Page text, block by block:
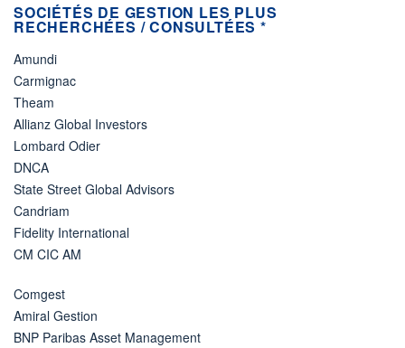
SOCIÉTÉS DE GESTION LES PLUS
RECHERCHÉES / CONSULTÉES *
Amundi
Carmignac
Theam
Allianz Global Investors
Lombard Odier
DNCA
State Street Global Advisors
Candriam
Fidelity International
CM CIC AM
Comgest
Amiral Gestion
BNP Paribas Asset Management